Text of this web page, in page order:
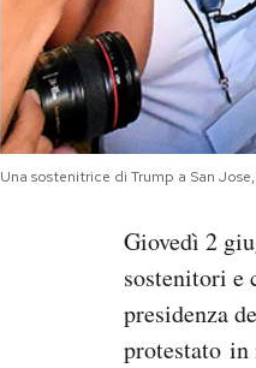
Una sostenitrice di Trump a San
Giovedì 2
sostenitori e
presidenza
protestato in